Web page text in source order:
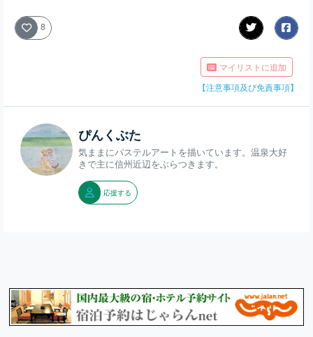
8
マイリストに追加
【注意事項及び免責事項】
ぴんくぶた
気ままにパステルアートを描いています。温泉大好
きで主に信州近辺をぶらつきます。
応援する